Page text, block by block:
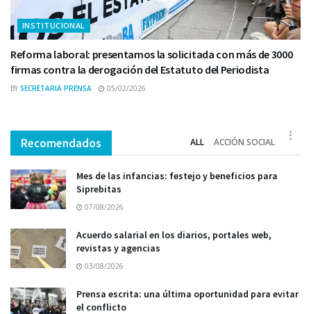
INSTITUCIONAL
Reforma laboral: presentamos la solicitada con más de 3000
firmas contra la derogación del Estatuto del Periodista
BY SECRETARIA PRENSA 05/02/2026
Recomendados ALL ACCIÓN SOCIAL
Mes de las infancias: festejo y beneficios para
Siprebitas
07/08/2026
Acuerdo salarial en los diarios, portales web,
revistas y agencias
03/08/2026
Prensa escrita: una última oportunidad para evitar
el conflicto